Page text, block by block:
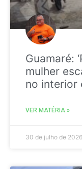
Guamaré:
mulher
no interior
VER MATÉRIA »
30 de julho de 2026